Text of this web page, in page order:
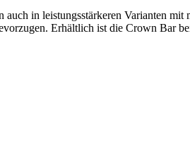
in leistungsstärkeren Varianten mit
Erhältlich ist die Crown Bar